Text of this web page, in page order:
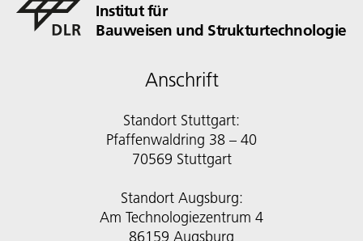
Institut für
Bauweisen und Strukturtechnologie
Anschrift
Standort Stuttgart:
Pfaffenwaldring 38 – 40
70569 Stuttgart
Standort Augsburg:
Am Technologiezentrum 4
86159 Augsburg